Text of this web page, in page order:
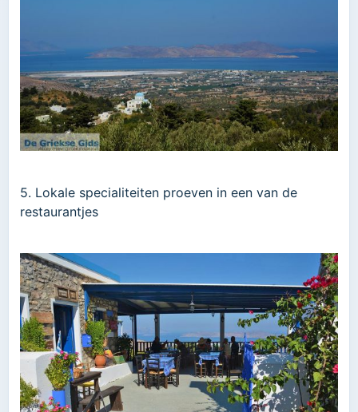
5. Lokale specialiteiten proeven in een van de
restaurantjes